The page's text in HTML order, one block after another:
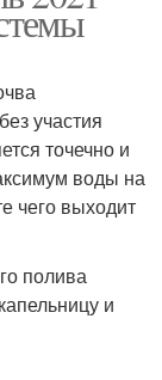
участия
точечно и
воды на
чего выходит
полива
и